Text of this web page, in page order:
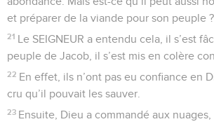
et préparer de la viande pour son peuple
21 Le SEIGNEUR a entendu cela, il s’est
peuple de Jacob, il s’est mis en colère
22 En effet, ils n’ont pas eu confiance en
cru qu’il pouvait les sauver.
23 Ensuite, Dieu a commandé aux